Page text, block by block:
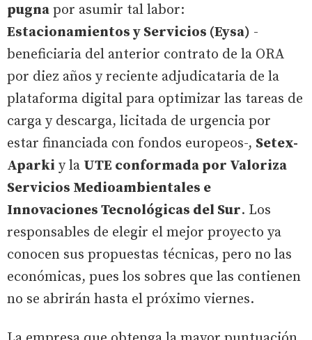
pugna por asumir tal labor:
Estacionamientos y Servicios (Eysa) -
beneficiaria del anterior contrato de la ORA
por diez años y reciente adjudicataria de la
plataforma digital para optimizar las tareas de
carga y descarga, licitada de urgencia por
estar financiada con fondos europeos-, Setex-
Aparki y la UTE conformada por Valoriza
Servicios Medioambientales e
Innovaciones Tecnológicas del Sur. Los
responsables de elegir el mejor proyecto ya
conocen sus propuestas técnicas, pero no las
económicas, pues los sobres que las contienen
no se abrirán hasta el próximo viernes.